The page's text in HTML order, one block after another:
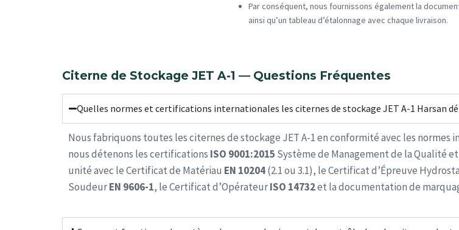
Par conséquent, nous fournissons également la
ainsi qu’un tableau d’étalonnage avec chaque livraison.
Citerne de Stockage JET A-1 — Questions Fréquentes
Quelles normes et certifications internationales les citernes de stockage JET A-1 Harsan
Nous fabriquons toutes les citernes de stockage JET A-1 en conformité avec les normes
nous détenons les certifications ISO 9001:2015 Système de Management de la Qualité et
unité avec le Certificat de Matériau EN 10204(2.1 ou 3.1), le Certificat d’Épreuve
SoudeurEN 9606-1, le Certificat d’OpérateurISO 14732et la documentation de